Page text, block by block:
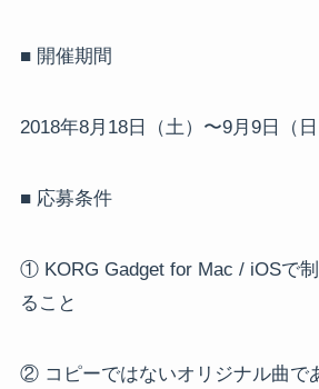
■ 開催期間
2018年8月18日（土）〜9月9日（日
■ 応募条件
① KORG Gadget for Mac / iOSで
ること
② コピーではないオリジナル曲で